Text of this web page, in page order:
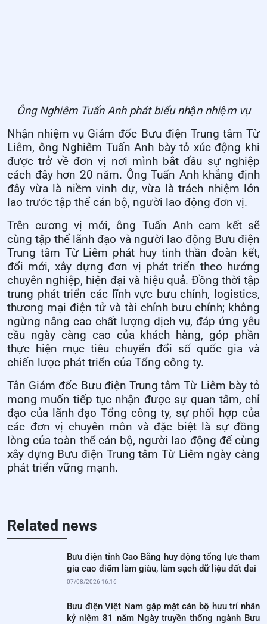
Ông Nghiêm Tuấn Anh phát biểu nhận nhiệm vụ
Nhận nhiệm vụ Giám đốc Bưu điện Trung tâm Từ
Liêm, ông Nghiêm Tuấn Anh bày tỏ xúc động khi
được trở về đơn vị nơi mình bắt đầu sự nghiệp
cách đây hơn 20 năm. Ông Tuấn Anh khẳng định
đây vừa là niềm vinh dự, vừa là trách nhiệm lớn
lao trước tập thể cán bộ, người lao động đơn vị.
Trên cương vị mới, ông Tuấn Anh cam kết sẽ
cùng tập thể lãnh đạo và người lao động Bưu điện
Trung tâm Từ Liêm phát huy tinh thần đoàn kết,
đổi mới, xây dựng đơn vị phát triển theo hướng
chuyên nghiệp, hiện đại và hiệu quả. Đồng thời tập
trung phát triển các lĩnh vực bưu chính, logistics,
thương mại điện tử và tài chính bưu chính; không
ngừng nâng cao chất lượng dịch vụ, đáp ứng yêu
cầu ngày càng cao của khách hàng, góp phần
thực hiện mục tiêu chuyển đổi số quốc gia và
chiến lược phát triển của Tổng công ty.
Tân Giám đốc Bưu điện Trung tâm Từ Liêm bày tỏ
mong muốn tiếp tục nhận được sự quan tâm, chỉ
đạo của lãnh đạo Tổng công ty, sự phối hợp của
các đơn vị chuyên môn và đặc biệt là sự đồng
lòng của toàn thể cán bộ, người lao động để cùng
xây dựng Bưu điện Trung tâm Từ Liêm ngày càng
phát triển vững mạnh.
Related news
Bưu điện tỉnh Cao Bằng huy động tổng lực tham
gia cao điểm làm giàu, làm sạch dữ liệu đất đai
07/08/2026 16:16
Bưu điện Việt Nam gặp mặt cán bộ hưu trí nhân
kỷ niệm 81 năm Ngày truyền thống ngành Bưu